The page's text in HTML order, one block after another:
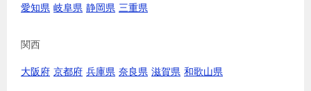
愛知県 岐阜県 静岡県 三重県
関西
大阪府 京都府 兵庫県 奈良県 滋賀県 和歌山県